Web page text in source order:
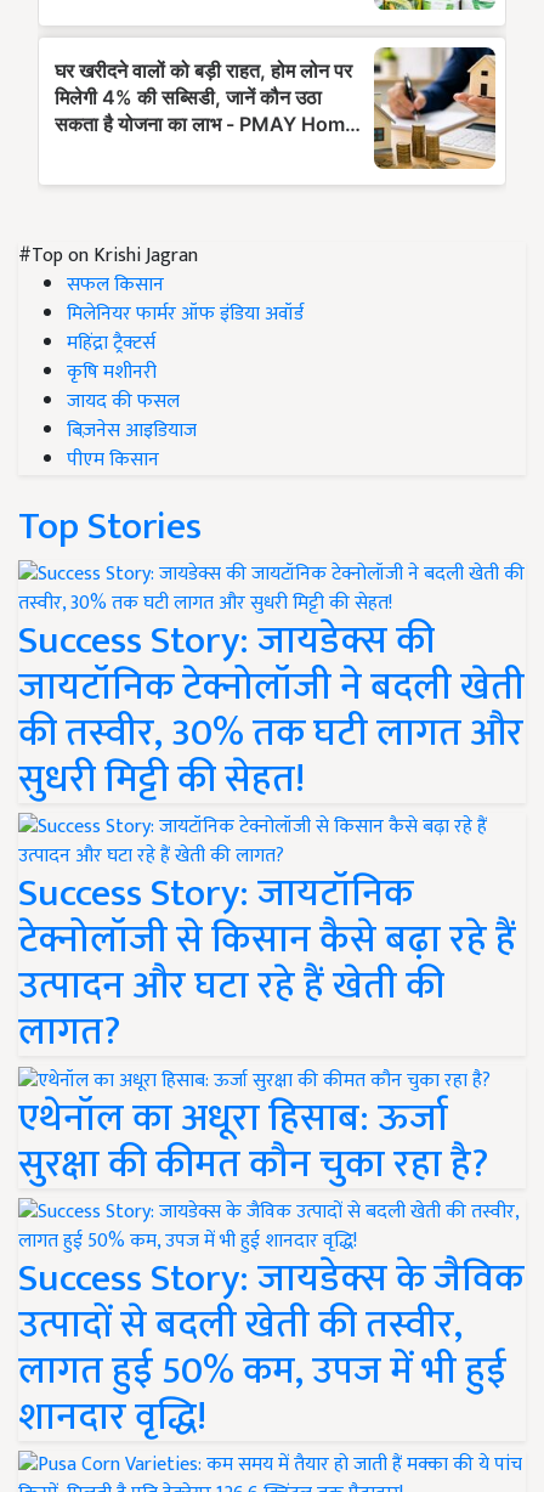
#Top on Krishi Jagran
सफल किसान
मिलेनियर फार्मर ऑफ इंडिया अवॉर्ड
महिंद्रा ट्रैक्टर्स
कृषि मशीनरी
जायद की फसल
बिज़नेस आइडियाज
पीएम किसान
Top Stories
Success Story: जायडेक्स की
जायटॉनिक टेक्नोलॉजी ने बदली खेती
की तस्वीर, 30% तक घटी लागत और
सुधरी मिट्टी की सेहत!
Success Story: जायटॉनिक
टेक्नोलॉजी से किसान कैसे बढ़ा रहे हैं
उत्पादन और घटा रहे हैं खेती की
लागत?
एथेनॉल का अधूरा हिसाब: ऊर्जा
सुरक्षा की कीमत कौन चुका रहा है?
Success Story: जायडेक्स के जैविक
उत्पादों से बदली खेती की तस्वीर,
लागत हुई 50% कम, उपज में भी हुई
शानदार वृद्धि!